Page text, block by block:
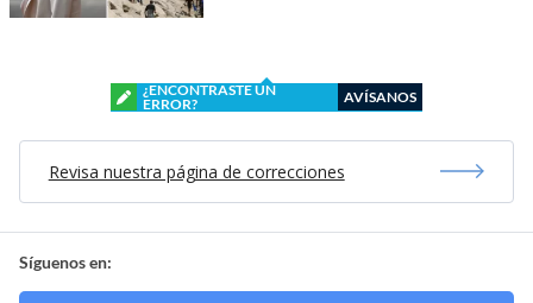
¿ENCONTRASTE UN
ERROR?
AVÍSANOS
Revisa nuestra página de correcciones
Síguenos en: